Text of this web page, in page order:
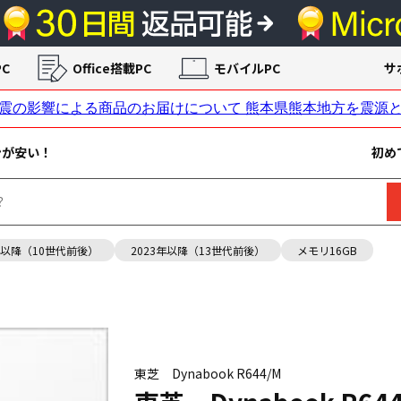
安い！ 初め
降（10世代前後） 2023年以降（13世代前後） メモリ16GB
Office搭載PC モバイルPC サ
東芝 Dynabook R644/M